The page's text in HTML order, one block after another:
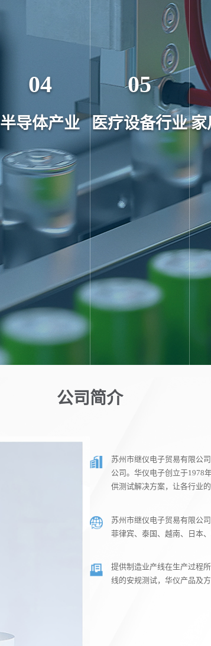
04
半导体产业
05
医疗设备行业 家
公司简介
苏州市继仪电子贸易有限公
公司。华仪电子创立于1978
供测试解决方案，让各行业
苏州市继仪电子贸易有限公
菲律宾、泰国、越南、日本、
提供制造业产线在生产过程
线的安规测试，华仪产品及